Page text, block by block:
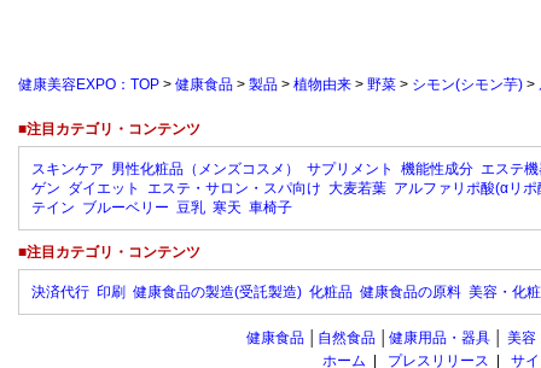
健康美容EXPO：TOP > 健康食品 > 製品 > 植物由来 > 野菜 > シモン(シモン芋) >
■注目カテゴリ・コンテンツ
スキンケア 男性化粧品（メンズコスメ） サプリメント 機能性成分 エステ
ゲン ダイエット エステ・サロン・スパ向け 大麦若葉 アルファリポ酸(αリポ
テイン ブルーベリー 豆乳 寒天 車椅子
■注目カテゴリ・コンテンツ
決済代行 印刷 健康食品の製造(受託製造) 化粧品 健康食品の原料 美容・化
健康食品 自然食品 健康用品・器具 美容
ホーム
プレスリリース サ